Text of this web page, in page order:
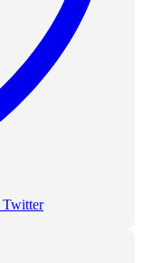
Twitter